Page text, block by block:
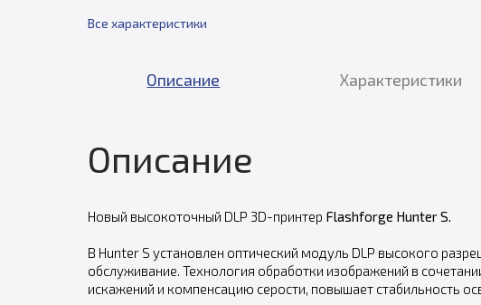
Все характеристики
Описание Характеристики
Описание
Новый высокоточный DLP 3D-принтер Flashforge Hunter S.
В Hunter S установлен оптический модуль DLP высокого
обслуживание. Технология обработки изображений в
искажений и компенсацию серости, повышает стабильность